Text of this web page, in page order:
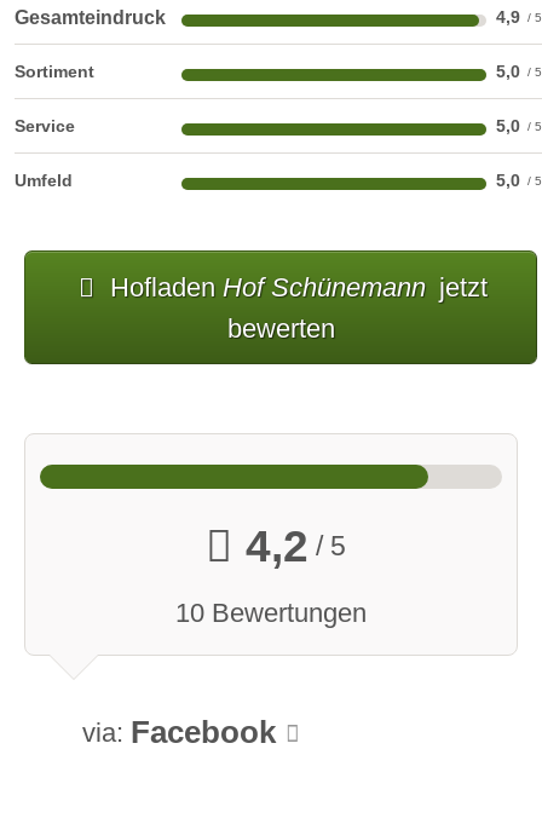
Gesamteindruck 4,9
Sortiment 5,0
Service 5,0
Umfeld 5,0
Hofladen Hof Schünemann jetzt
bewerten
4,2 / 5
10 Bewertungen
via: Facebook